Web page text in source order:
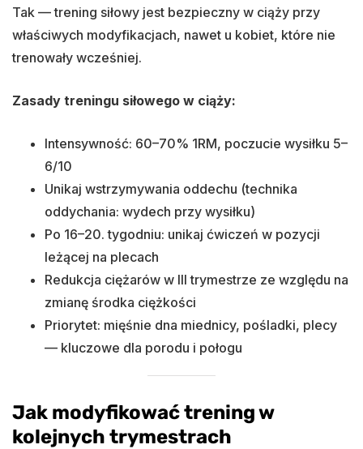
Tak — trening siłowy jest bezpieczny w ciąży przy
właściwych modyfikacjach, nawet u kobiet, które nie
trenowały wcześniej.
Zasady treningu siłowego w ciąży:
Intensywność: 60–70% 1RM, poczucie wysiłku 5–
6/10
Unikaj wstrzymywania oddechu (technika
oddychania: wydech przy wysiłku)
Po 16–20. tygodniu: unikaj ćwiczeń w pozycji
leżącej na plecach
Redukcja ciężarów w III trymestrze ze względu na
zmianę środka ciężkości
Priorytet: mięśnie dna miednicy, pośladki, plecy
— kluczowe dla porodu i połogu
Jak modyfikować trening w
kolejnych trymestrach